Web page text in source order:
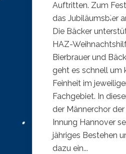
Auftritten. Zum
das Jubiläumsbier
Die Bäcker
HAZ-
Bierbrauer und
geht es schnell um
Feinheit im
Fachgebiet. In
der Männerchor
Innung Hannover
jähriges Bestehen
dazu ein...